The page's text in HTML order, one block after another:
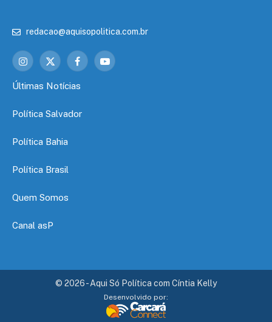
redacao@aquisopolitica.com.br
Instagram
X
FacebookYouTube
Últimas Notícias
Política Salvador
Política Bahia
Política Brasil
Quem Somos
Canal asP
© 2026 - Aqui Só Política com Cíntia Kelly
Desenvolvido por: